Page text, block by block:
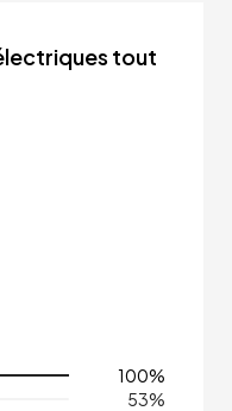
tout
100%
53%